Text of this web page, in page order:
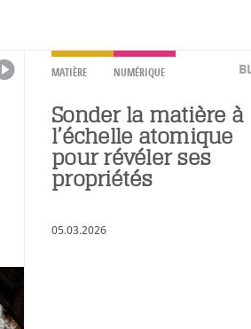
MATIÈRE NUMÉRIQUE
Sonder la matière à
l’échelle atomique
pour révéler ses
propriétés
05.03.2026